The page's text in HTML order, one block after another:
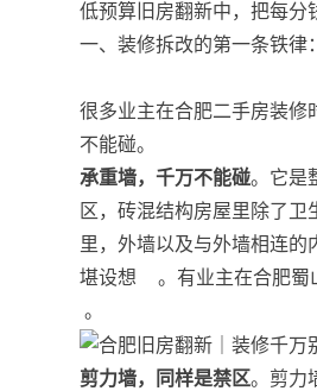
低预算旧房翻新中，把每分
一、装修拆改的第一条铁律
很多业主在合肥二手房装修
不能碰。
承重墙，千万不能碰。它是
区，砖混结构房屋里除了
里，外墙以及与外墙相连
堪设想
。有业主在合肥蜀
。
剪力墙，同样是禁区。剪力